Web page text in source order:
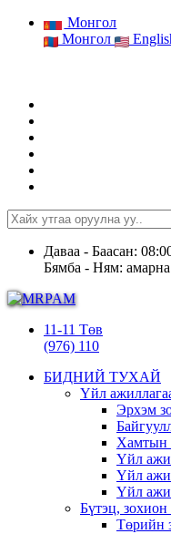
Монгол
Монгол
Даваа - Баасан:
Бямба - Ням: амарна
11-11 Төв
(976) 110
БИДНИЙ ТУХАЙ
Үйл
Эрхэм
Хамтын
Үйл
Үйл
Үйл
Бүтэц, зохион
Төрийн